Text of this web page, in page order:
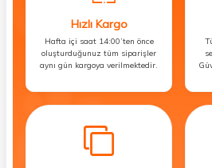
Hızlı Kargo
Hafta içi saat 14:00’ten önce
oluşturduğunuz tüm siparişler
aynı gün kargoya verilmektedir.